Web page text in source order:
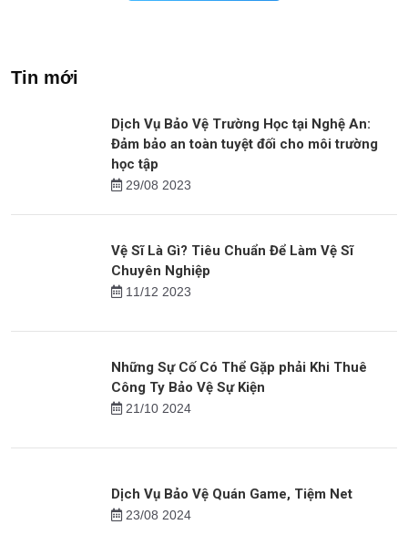
Đảm bảo an toàn tuyệt đối cho môi trường
học tập
29/08 2023
Vệ Sĩ Là Gì? Tiêu Chuẩn Để Làm Vệ Sĩ
Chuyên Nghiệp
11/12 2023
Công Ty Bảo Vệ Sự Kiện
21/10 2024